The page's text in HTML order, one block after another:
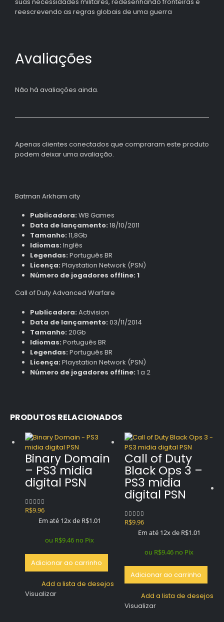
suas necessidades militares, redesenhando fronteiras e
reescrevendo as regras globais de uma guerra
Avaliações
Não há avaliações ainda.
Apenas clientes conectados que compraram este produto
podem deixar uma avaliação.
Batman Arkham city
Publicadora: WB Games
Data de lançamento: 18/10/2011
Tamanho: 11,8Gb
Idiomas: Inglês
Legendas: Português BR
Licença: Playstation Network (PSN)
Número de jogadores offline: 1
Call of Duty Advanced Warfare
Publicadora: Activision
Data de lançamento: 03/11/2014
Tamanho: 20Gb
Idiomas: Português BR
Legendas: Português BR
Licença: Playstation Network (PSN)
Número de jogadores offline: 1 a 2
PRODUTOS RELACIONADOS
Binary Domain
– PS3 midia
digital PSN
0out of 5
R$9.96
Em até 12x de R$1.01
ou R$9.46 no Pix
Adicionar ao carrinho
Add a lista de desejos
Visualizar
Call of Duty
Black Ops 3 –
PS3 midia
digital PSN
0out of 5
R$9.96
Em até 12x de R$1.01
ou R$9.46 no Pix
Adicionar ao carrinho
Add a lista de desejos
Visualizar